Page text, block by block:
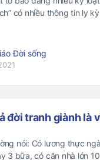
có nhiều thông tin ly
Đời sống
đời tranh giành là
nói: Có lương thực
3 bữa, có căn nhà lớn